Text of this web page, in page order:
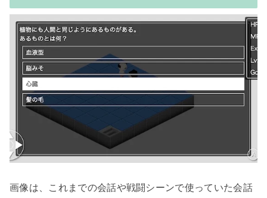
画像は、これまでの会話や戦闘シーンで使っていた会話